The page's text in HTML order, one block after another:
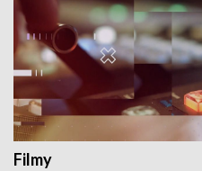
Filmy